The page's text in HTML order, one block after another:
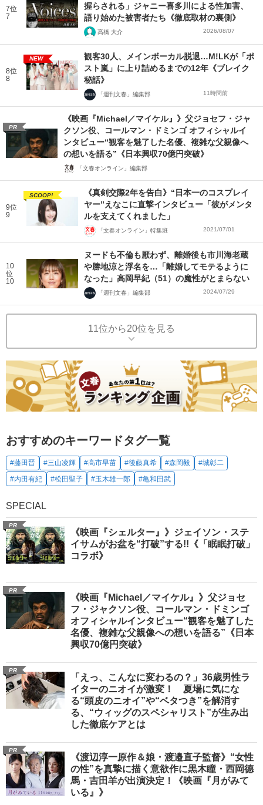
7位
7
握らされる」ジャニー喜多川による性加害、
語り始めた被害者たち《徹底取材の裏側》
髙橋 大介 2026/08/07
8位
8
NEW
観客30人、メインボーカル脱退…M!LKが「ポ
スト嵐」に上り詰めるまでの12年《ブレイク
秘話》
「週刊文春」編集部 11時間前
PR
《映画『Michael／マイケル』》父ジョセフ・ジャ
クソン役、コールマン・ドミンゴ オフィシャルイ
ンタビュー“観客を魅了した名優、複雑な父親像へ
の想いを語る”《日本興収70億円突破》
「文春オンライン」編集部
9位
9
SCOOP!
《真剣交際2年を告白》“日本一のコスプレイ
ヤー”えなこに直撃インタビュー「彼がメンタ
ルを支えてくれました」
「文春オンライン」特集班 2021/07/01
10
位
10
ヌードも不倫も厭わず、離婚後も市川海老蔵
や勝地涼と浮名を…「離婚してモテるように
なった」高岡早紀（51）の魔性がとまらない
「週刊文春」編集部 2024/07/29
11位から20位を見る
おすすめのキーワードタグ一覧
#藤田晋 #三山凌輝 #高市早苗 #後藤真希 #森岡毅
#城彰二
#内田有紀
#松田聖子 #玉木雄一郎 #亀和田武
SPECIAL
PR
《映画『シェルター』》ジェイソン・ステ
イサムがお盆を“打破”する!!《「眠眠打破」
コラボ》
PR
《映画『Michael／マイケル』》父ジョセ
フ・ジャクソン役、コールマン・ドミンゴ
オフィシャルインタビュー“観客を魅了した
名優、複雑な父親像への想いを語る”《日本
興収70億円突破》
PR
「えっ、こんなに変わるの？」36歳男性ラ
イターのニオイが激変！ 夏場に気にな
る“頭皮のニオイ”や“ベタつき”を解消す
る、“ウィッグのスペシャリスト”が生み出
した徹底ケアとは
PR
《渡辺淳一原作＆娘・渡邉直子監督》“女性
の性”を真摯に描く意欲作に黒木瞳・西岡德
馬・吉田羊が出演決定！《映画『月がみて
いる』》